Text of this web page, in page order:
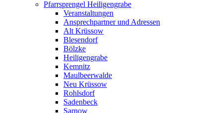
Pfarrsprengel Heiligengrabe
Veranstaltungen
Ansprechpartner und Adressen
Alt Krüssow
Blesendorf
Bölzke
Heiligengrabe
Kemnitz
Maulbeerwalde
Neu Krüssow
Rohlsdorf
Sadenbeck
Sarnow